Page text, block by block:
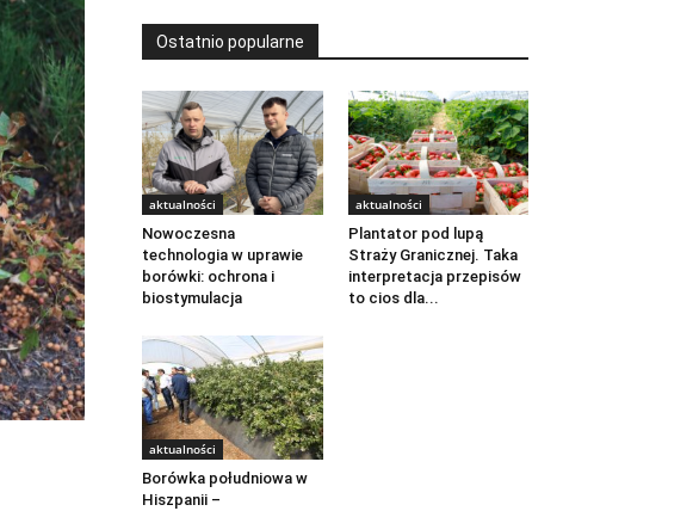
Ostatnio popularne
aktualności
Nowoczesna
technologia w uprawie
borówki: ochrona i
biostymulacja
aktualności
Plantator pod lupą
Straży Granicznej. Taka
interpretacja przepisów
to cios dla...
aktualności
Borówka południowa w
Hiszpanii –